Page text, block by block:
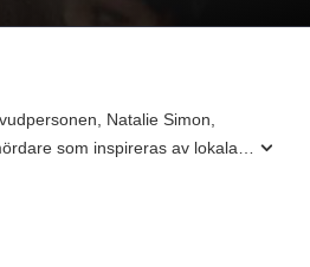
Natalie Simon,
som inspireras av lokala
och Brenda Bates, vilket
som drog in över 72